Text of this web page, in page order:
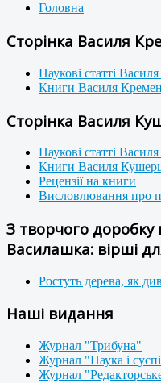
Головна
Сторінка Василя
Наукові статті
Книги Василя
Сторінка Василя
Наукові статті
Книги Василя
Рецензії на книги
Висловлювання про
З творчого
Василашка: вірші
Ростуть дерева, як
Наші видання
Журнал "Трибуна"
Журнал "Наука і
Журнал